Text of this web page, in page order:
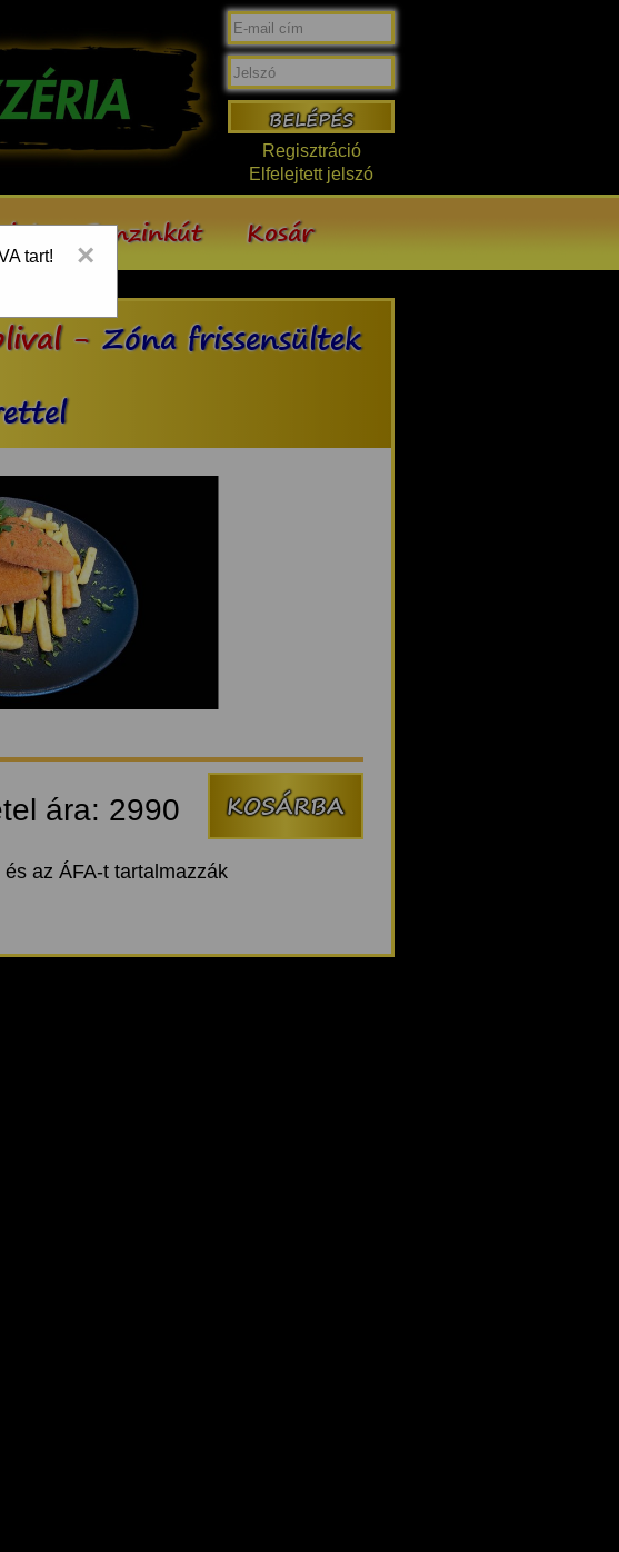
×
tart!
Regisztráció
Elfelejtett jelszó
Benzinkút Kosár
-Zóna frissensültek
ára: 2990
az ÁFA-t tartalmazzák